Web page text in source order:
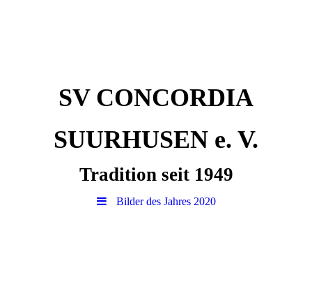
SV CONCORDIA
SUURHUSEN e. V.
Tradition seit 1949
Bilder des Jahres 2020